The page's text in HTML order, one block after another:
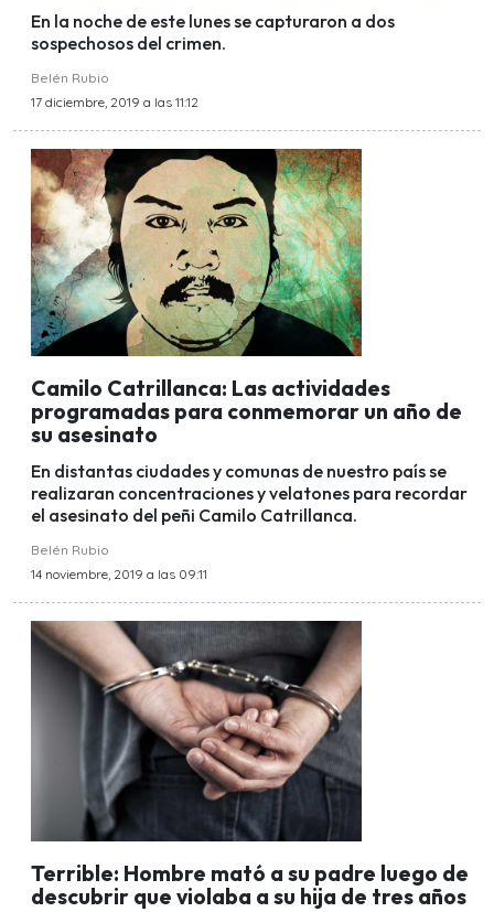
En la noche de este lunes se capturaron a dos
sospechosos del crimen.
Belén Rubio
17 diciembre, 2019 a las 11:12
Camilo Catrillanca: Las actividades
programadas para conmemorar un año de
su asesinato
En distantas ciudades y comunas de nuestro país se
realizaran concentraciones y velatones para recordar
el asesinato del peñi Camilo Catrillanca.
Belén Rubio
14 noviembre, 2019 a las 09:11
Terrible: Hombre mató a su padre luego de
descubrir que violaba a su hija de tres años